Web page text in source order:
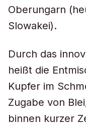
Oberungarn
Slowakei).
Durch das
heißt die
Kupfer im
Zugabe von
binnen kurzer